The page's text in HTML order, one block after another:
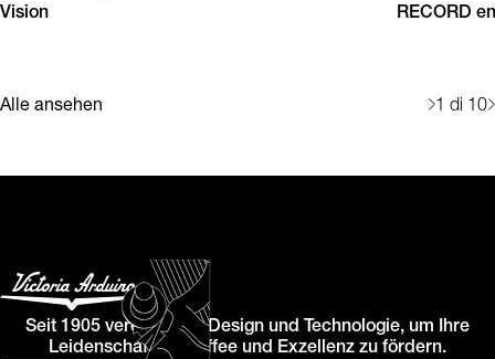
Alle ansehen 1 di 10
Vision
RECORD
Seit 1905 vereinen wir Design und Technologie, um Ihre
Leidenschaft für Kaffee und Exzellenz zu fördern.